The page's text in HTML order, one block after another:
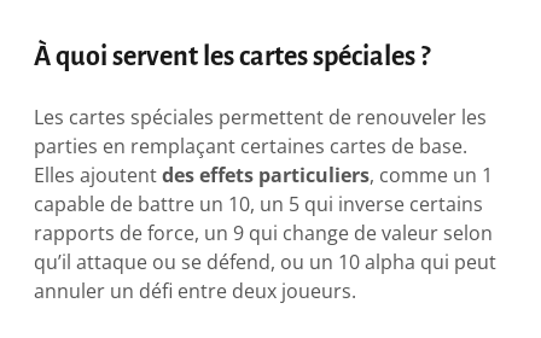
À quoi servent les cartes spéciales ?
Les cartes spéciales permettent de renouveler les
parties en remplaçant certaines cartes de base.
Elles ajoutentdes effets particuliers, comme un 1
capable de battre un 10, un 5 qui inverse certains
rapports de force, un 9 qui change de valeur selon
qu’il attaque ou se défend, ou un 10 alpha qui peut
annuler un défi entre deux joueurs.